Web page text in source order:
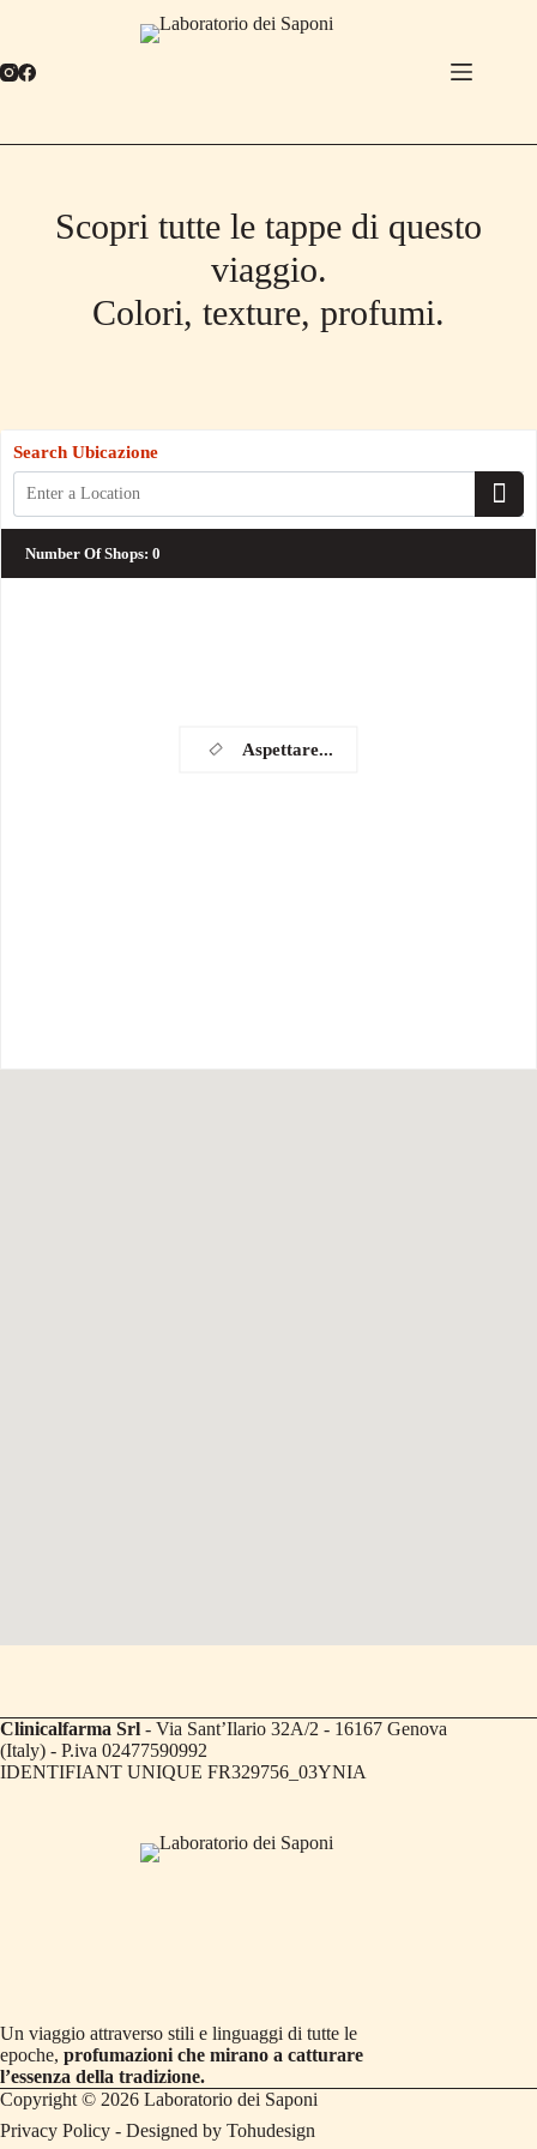
Scopri tutte le tappe di questo
viaggio.
Colori, texture, profumi.
Aspettare...
Search Ubicazione
Number Of Shops: 0
Clinicalfarma Srl - Via Sant’Ilario 32A/2 - 16167 Genova
(Italy) - P.iva 02477590992
IDENTIFIANT UNIQUE FR329756_03YNIA
Un viaggio attraverso stili e linguaggi di tutte le
epoche, profumazioni che mirano a catturare
l’essenza della tradizione.
Copyright © 2026 Laboratorio dei Saponi
Privacy Policy - Designed by Tohudesign